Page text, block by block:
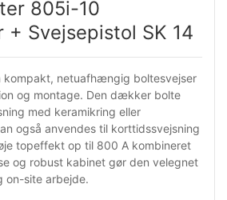
805i-10
+ Svejsepistol SK 14
kompakt, netuafhængig boltesvejser
og montage. Den dækker bolte
med keramikring eller
også anvendes til korttidssvejsning
topeffekt op til 800 A kombineret
og robust kabinet gør den velegnet
site arbejde.